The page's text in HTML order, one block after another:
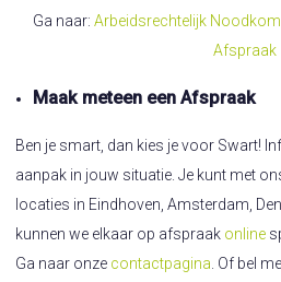
Ga naar: Arbeidsrechtelijk
Afspraak
Maak meteen een Afspraak
Ben je smart, dan kies je voor Swart!
aanpak in jouw situatie. Je kunt met
locaties in Eindhoven, Amsterdam,
kunnen we elkaar op afspraak online
Ga naar onze contactpagina . Of bel